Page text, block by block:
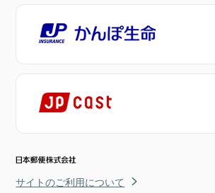
サイトのご利用について